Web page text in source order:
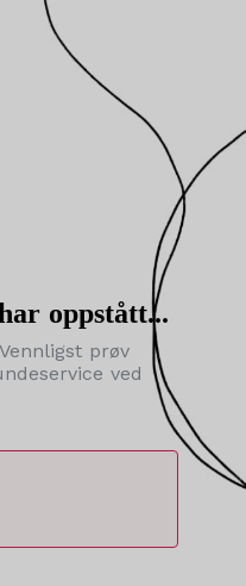
oppstått...
prøv
ved